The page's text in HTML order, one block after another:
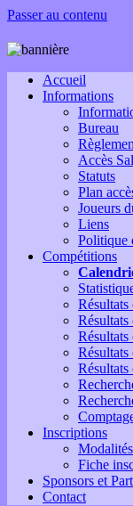
Passer au contenu
Accueil
Informations
Bureau
Accès
Statuts
Plan
Joueurs
Liens
Politique
Compétitions
Inscriptions
Fiche
Sponsors et
Contact